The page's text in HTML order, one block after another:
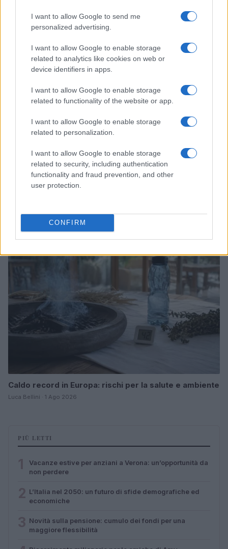
I want to allow Google to send me
personalized advertising.
I want to allow Google to enable storage
related to analytics like cookies on web or
device identifiers in apps.
I want to allow Google to enable storage
related to functionality of the website or app.
I want to allow Google to enable storage
related to personalization.
I want to allow Google to enable storage
related to security, including authentication
functionality and fraud prevention, and other
user protection.
CONFIRM
Papa Leone a Santa Maria degli Angeli: migliaia di
giovani per il meeting francescano
NEWS
Matteo Pellegrino · 6 Ago 2026
Caldo record in Europa: rischi per la salute e ambiente
Luca Bellini · 1 Ago 2026
PIÙ LETTI
Vacanze estive per anziani a Verona: un’opportunità da
non perdere
L’Italia nel 2050: un futuro di sfide demografiche ed
economiche
Novità sulla pensione: cumulo dei fondi per una
maggiore flessibilità